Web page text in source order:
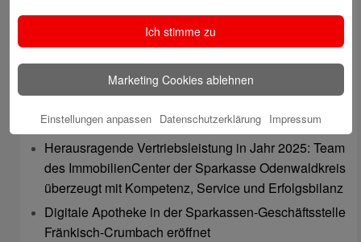
Auch per WhatsApp erreichbar!
Neueste Beiträge
Sparkassen Kino Open-Air-Sommer 2026 startet
Öffnungszeiten der Sparkasse zum Wiesenmarkt
Herausragende Vertriebsleistung in Jahr 2025: Team
des ImmobilienCenter der Sparkasse Odenwaldkreis
überzeugt mit Kompetenz, Service und Erfolgsbilanz
Digitale Apotheke in der Sparkassen-Geschäftsstelle
Fränkisch-Crumbach eröffnet
Ich stimme zu
Marketing Cookies ablehnen
Einstellungen anpassen Datenschutzerklärung Impressum